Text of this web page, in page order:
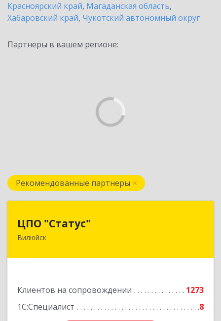
Красноярский край, Магаданская область,
Хабаровский край, Чукотский автономный округ
Партнеры в вашем регионе:
Рекомендованные партнеры
ЦПО "Статус"
Вилюйск
Клиентов на сопровождении
1273
1С:Специалист
8
677000, Саха /Якутия/ Респ, Якутск г, Ленина пр-